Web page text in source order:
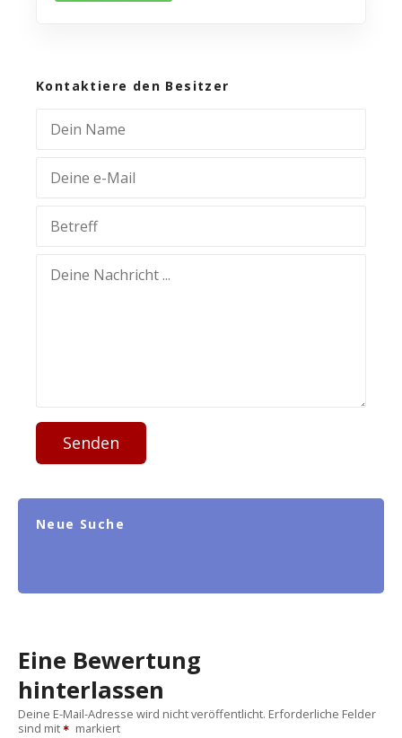
Kontaktiere den Besitzer
Senden
Neue Suche
Eine Bewertung
hinterlassen
Deine E-Mail-Adresse wird nicht veröffentlicht. Erforderliche Felder
sind mit
markiert